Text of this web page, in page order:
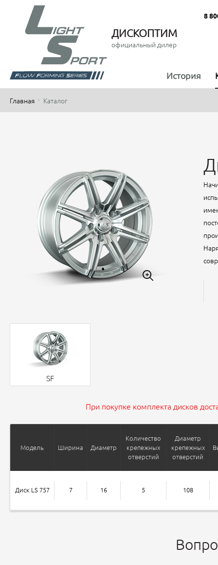
ДИСКОПТИМ
официальный дилер
8
История
Главная Каталог
SF
При покупке комплекта дисков
Модель Ширина Диаметр
Количество
крепежных
отверстий
Диаметр
крепежных
отверстий
Диск LS 757 7 16 5 108